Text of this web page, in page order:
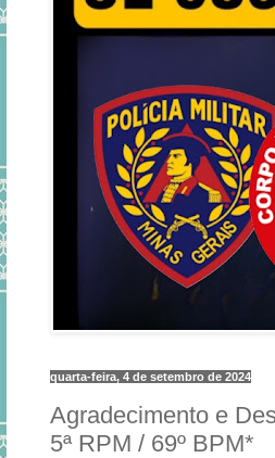
quarta-feira, 4 de setembro de 2024
Agradecimento e
5ª RPM / 69º BPM*